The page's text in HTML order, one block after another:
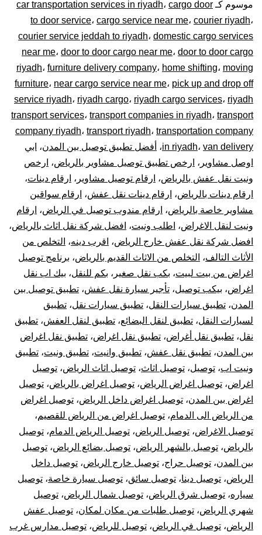
بالرياض|
–
توصيل
نقل
البضائع
الأغراض
داخل
و
خارج
الرياض
موسوم كـ
car transportation services in riyadh، cargo door
to door service، cargo service near me، courier riyadh،
courier service jeddah to riyadh، domestic cargo services
near me، door to door cargo near me، door to door cargo
riyadh، furniture delivery company، home shifting، moving
furniture، near cargo service near me، pick up and drop off
service riyadh، riyadh cargo، riyadh cargo services، riyadh
transport services، transport companies in riyadh، transport
company riyadh، transport riyadh، transportation company
in riyadh، van delivery ، أفضل تطبيق توصيل بين المدن، ابي
اوصل مشاوير ، ارخص تطبيق توصيل مشاوير بالرياض، ارخص
ونيت نقل عفش بالرياض، ارقام توصيل مشاوير ، ارقام دينات،
ارقام دينات بالرياض، ارقام دينات نقل عفش، ارقام سواقين
مشاوير خاصة بالرياض، ارقام مندوب توصيل في الرياض، ارقام
ونيت لنقل الاغراض، اطلب ونيت، افضل شركة نقل اثاث بالرياض،
افضل شركة نقل عفش خارج الرياض، اقرب دينه، التخلص من
الأثاث التالف، التخلص من الاثاث القديم بالرياض، برنامج توصيل
اغراض من بيت لبيت، بكب نقل صغير ، بكم للنقل، بيك اب نقل
اغراض، بيكب توصيل، تأجير سيارة نقل عفش، تطبيق توصيل بين
المدن، تطبيق سيارات النقل، تطبيق سيارات نقل، تطبيق
لسيارات النقل، تطبيق لنقل البضائع، تطبيق لنقل العفش، تطبيق
نقل، تطبيق نقل أغراض، تطبيق نقل اغراض، تطبيق نقل اغراض
بين المدن، تطبيق نقل عفش، تطبيق وانيت، تطبيق ونيت، تطبيق
ونيت اب، توصيل، توصيل اثاث، توصيل اثاث الرياض، توصيل
اغراض، توصيل اغراض الرياض، توصيل اغراض بالرياض، توصيل
اغراض بين المدن، توصيل اغراض داخل الرياض، توصيل اغراض
من الرياض الى الدمام، توصيل اغراض من الرياض للقصيم،
توصيل الاغراض، توصيل الرياض، توصيل الرياض الدمام، توصيل
بالرياض، توصيل بالشهر الرياض، توصيل بضائع الرياض، توصيل
بين المدن، توصيل حراج، توصيل خارج الرياض، توصيل داخل
الرياض، توصيل دينا، توصيل سائق، توصيل سيارة خاصة، توصيل
سياره، توصيل شرق الرياض، توصيل شمال الرياض، توصيل
شهري الرياض، توصيل طلبات من مكان لمكان، توصيل عفش
الرياض، توصيل في الرياض، توصيل للرياض، توصيل مدارس غرب